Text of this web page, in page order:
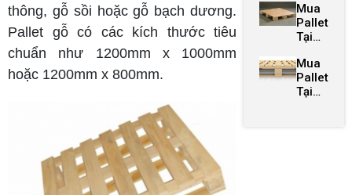
thông, gỗ sồi hoặc gỗ bạch dương.
Pallet gỗ có các kích thước tiêu
chuẩn như 1200mm x 1000mm
hoặc 1200mm x 800mm.
Tân
Mua
Pallet
Tại
Bình
Mua
Pallet
Tại